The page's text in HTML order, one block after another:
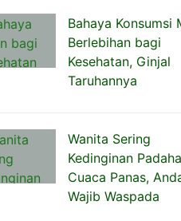
Bahaya Konsumsi
Berlebihan bagi
Kesehatan, Ginjal
Taruhannya
Wanita Sering
Kedinginan
Cuaca Panas,
Wajib Waspada